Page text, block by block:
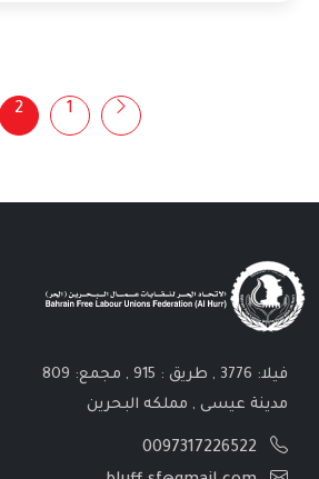
1
2
فيلا: 3776 , طريق : 915 , مجمع: 809
مدينة عيسى , مملكه البحرين
0097317226522